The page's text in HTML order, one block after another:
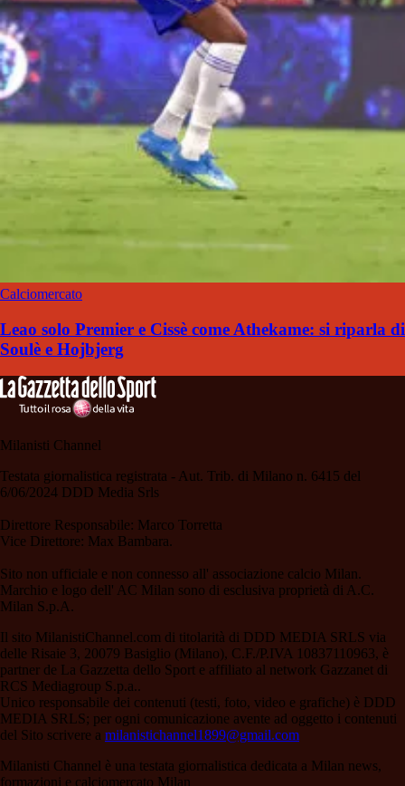
Calciomercato
Leao solo Premier e Cissè come Athekame: si riparla di
Soulè e Hojbjerg
Milanisti Channel
Testata giornalistica registrata - Aut. Trib. di Milano n. 6415 del
6/06/2024 DDD Media Srls
Direttore Responsabile: Marco Torretta
Vice Direttore: Max Bambara.
Sito non ufficiale e non connesso all' associazione calcio Milan.
Marchio e logo dell' AC Milan sono di esclusiva proprietà di A.C.
Milan S.p.A.
Il sito MilanistiChannel.com di titolarità di DDD MEDIA SRLS via
delle Risaie 3, 20079 Basiglio (Milano), C.F./P.IVA 10837110963, è
partner de La Gazzetta dello Sport e affiliato al network Gazzanet di
RCS Mediagroup S.p.a..
Unico responsabile dei contenuti (testi, foto, video e grafiche) è DDD
MEDIA SRLS; per ogni comunicazione avente ad oggetto i contenuti
del Sito scrivere a milanistichannel1899@gmail.com
Milanisti Channel è una testata giornalistica dedicata a Milan news,
formazioni e calciomercato Milan